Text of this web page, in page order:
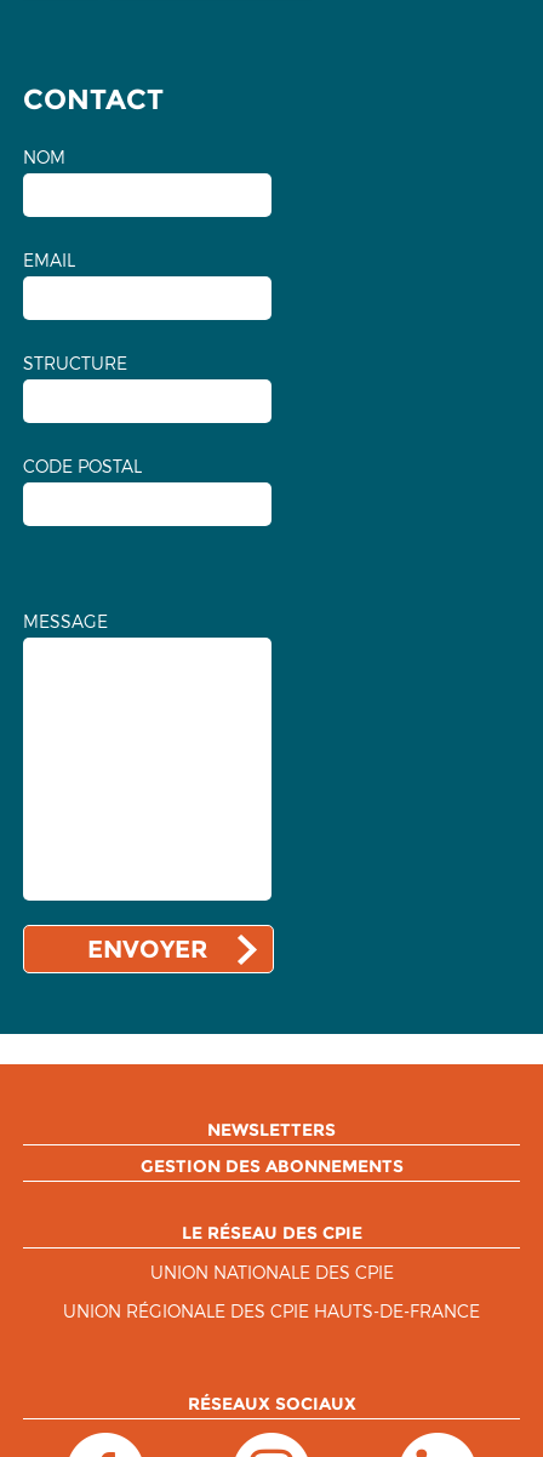
CONTACT
NOM
EMAIL
STRUCTURE
CODE POSTAL
MESSAGE
NEWSLETTERS
GESTION DES ABONNEMENTS
LE RÉSEAU DES CPIE
UNION NATIONALE DES CPIE
UNION RÉGIONALE DES CPIE HAUTS-DE-FRANCE
RÉSEAUX SOCIAUX